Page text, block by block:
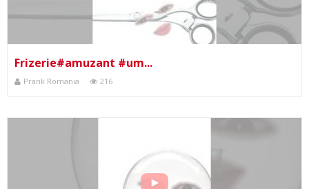
Frizerie#amuzant #um...
Prank Romania 216